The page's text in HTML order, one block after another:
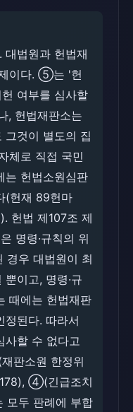
법원과 헌법재
이다. ⑤는 '헌
여부를 심사할
, 헌법재판소는
그것이 별도의 집
체로 직접 국민
는 헌법소원심판
(헌재 89헌마
헌법 제107조 제
명령·규칙의 위
경우 대법원이 최
이고, 명령·규
때에는 헌법재판
정된다. 따라서
사할 수 없다고
판소원 한정위
④(긴급조치
모두 판례에 부합